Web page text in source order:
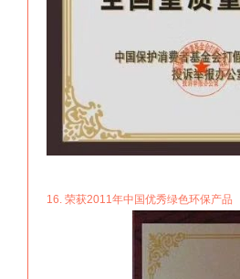
16. 荣获2011年中国优秀绿色环保产品